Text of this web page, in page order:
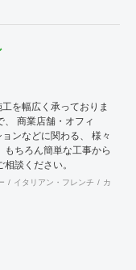
ます活発に活動して行
を幅広く承っておりま
、 商業店舗・オフィ
ンなどに関わる、 様々
ちろん簡単な工事から
談ください。
イタリアン・フレンチ カフェ